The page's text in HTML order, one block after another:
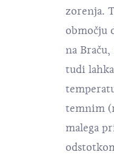
zorenja.
območju
na
tudi
temnim
malega